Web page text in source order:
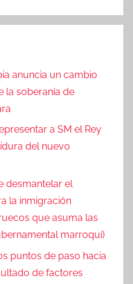
anuncia un cambio
la soberanía de
a SM el Rey
del nuevo
desmantelar el
la inmigración
que asuma las
marroquí)
puntos de paso hacia
de factores